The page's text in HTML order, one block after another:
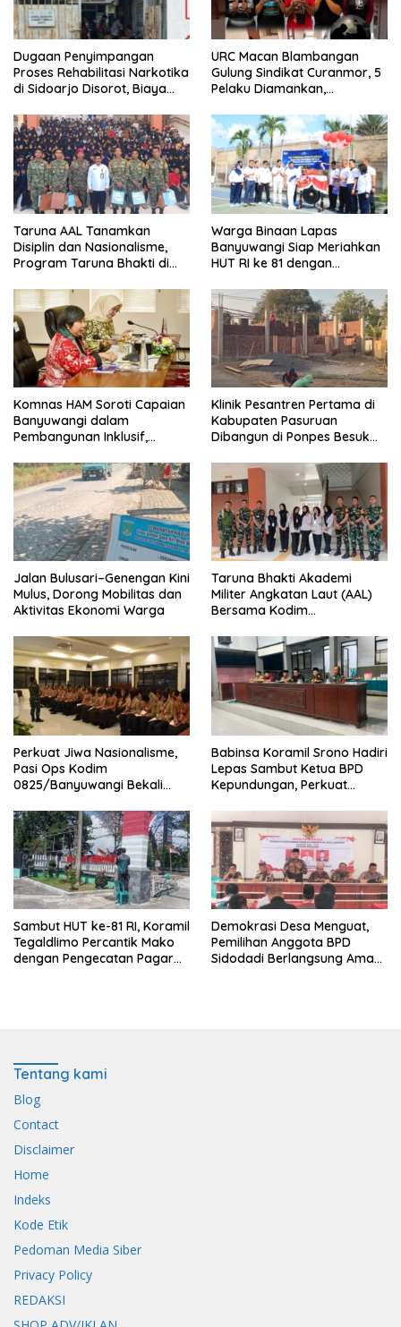
Dugaan Penyimpangan
Proses Rehabilitasi Narkotika
di Sidoarjo Disorot, Biaya
Rekening Pribadi
URC Macan Blambangan
Gulung Sindikat Curanmor, 5
Pelaku Diamankan,
Banyuwangi
Taruna AAL Tanamkan
Disiplin dan Nasionalisme,
Program Taruna Bhakti di
Warga Binaan Lapas
Banyuwangi Siap Meriahkan
HUT RI ke 81 dengan
Komnas HAM Soroti Capaian
Banyuwangi dalam
Pembangunan Inklusif,
Nasional
Klinik Pesantren Pertama di
Kabupaten Pasuruan
Dibangun di Ponpes Besuk
Kesehatan Santri
Jalan Bulusari–Genengan Kini
Mulus, Dorong Mobilitas dan
Aktivitas Ekonomi Warga
Taruna Bhakti Akademi
Militer Angkatan Laut (AAL)
Bersama Kodim
Generasi Disiplin dan Berjiwa
Nasionalis
Perkuat Jiwa Nasionalisme,
Pasi Ops Kodim
0825/Banyuwangi Bekali
dengan Wawasan
Kebangsaan
Babinsa Koramil Srono Hadiri
Lepas Sambut Ketua BPD
Kepundungan, Perkuat
Sambut HUT ke-81 RI, Koramil
Tegaldlimo Percantik Mako
dengan Pengecatan Pagar
Demokrasi Desa Menguat,
Pemilihan Anggota BPD
Sidodadi Berlangsung Aman
Tentang kami
Blog
Contact
Disclaimer
Home
Indeks
Kode Etik
Pedoman Media Siber
Privacy Policy
REDAKSI